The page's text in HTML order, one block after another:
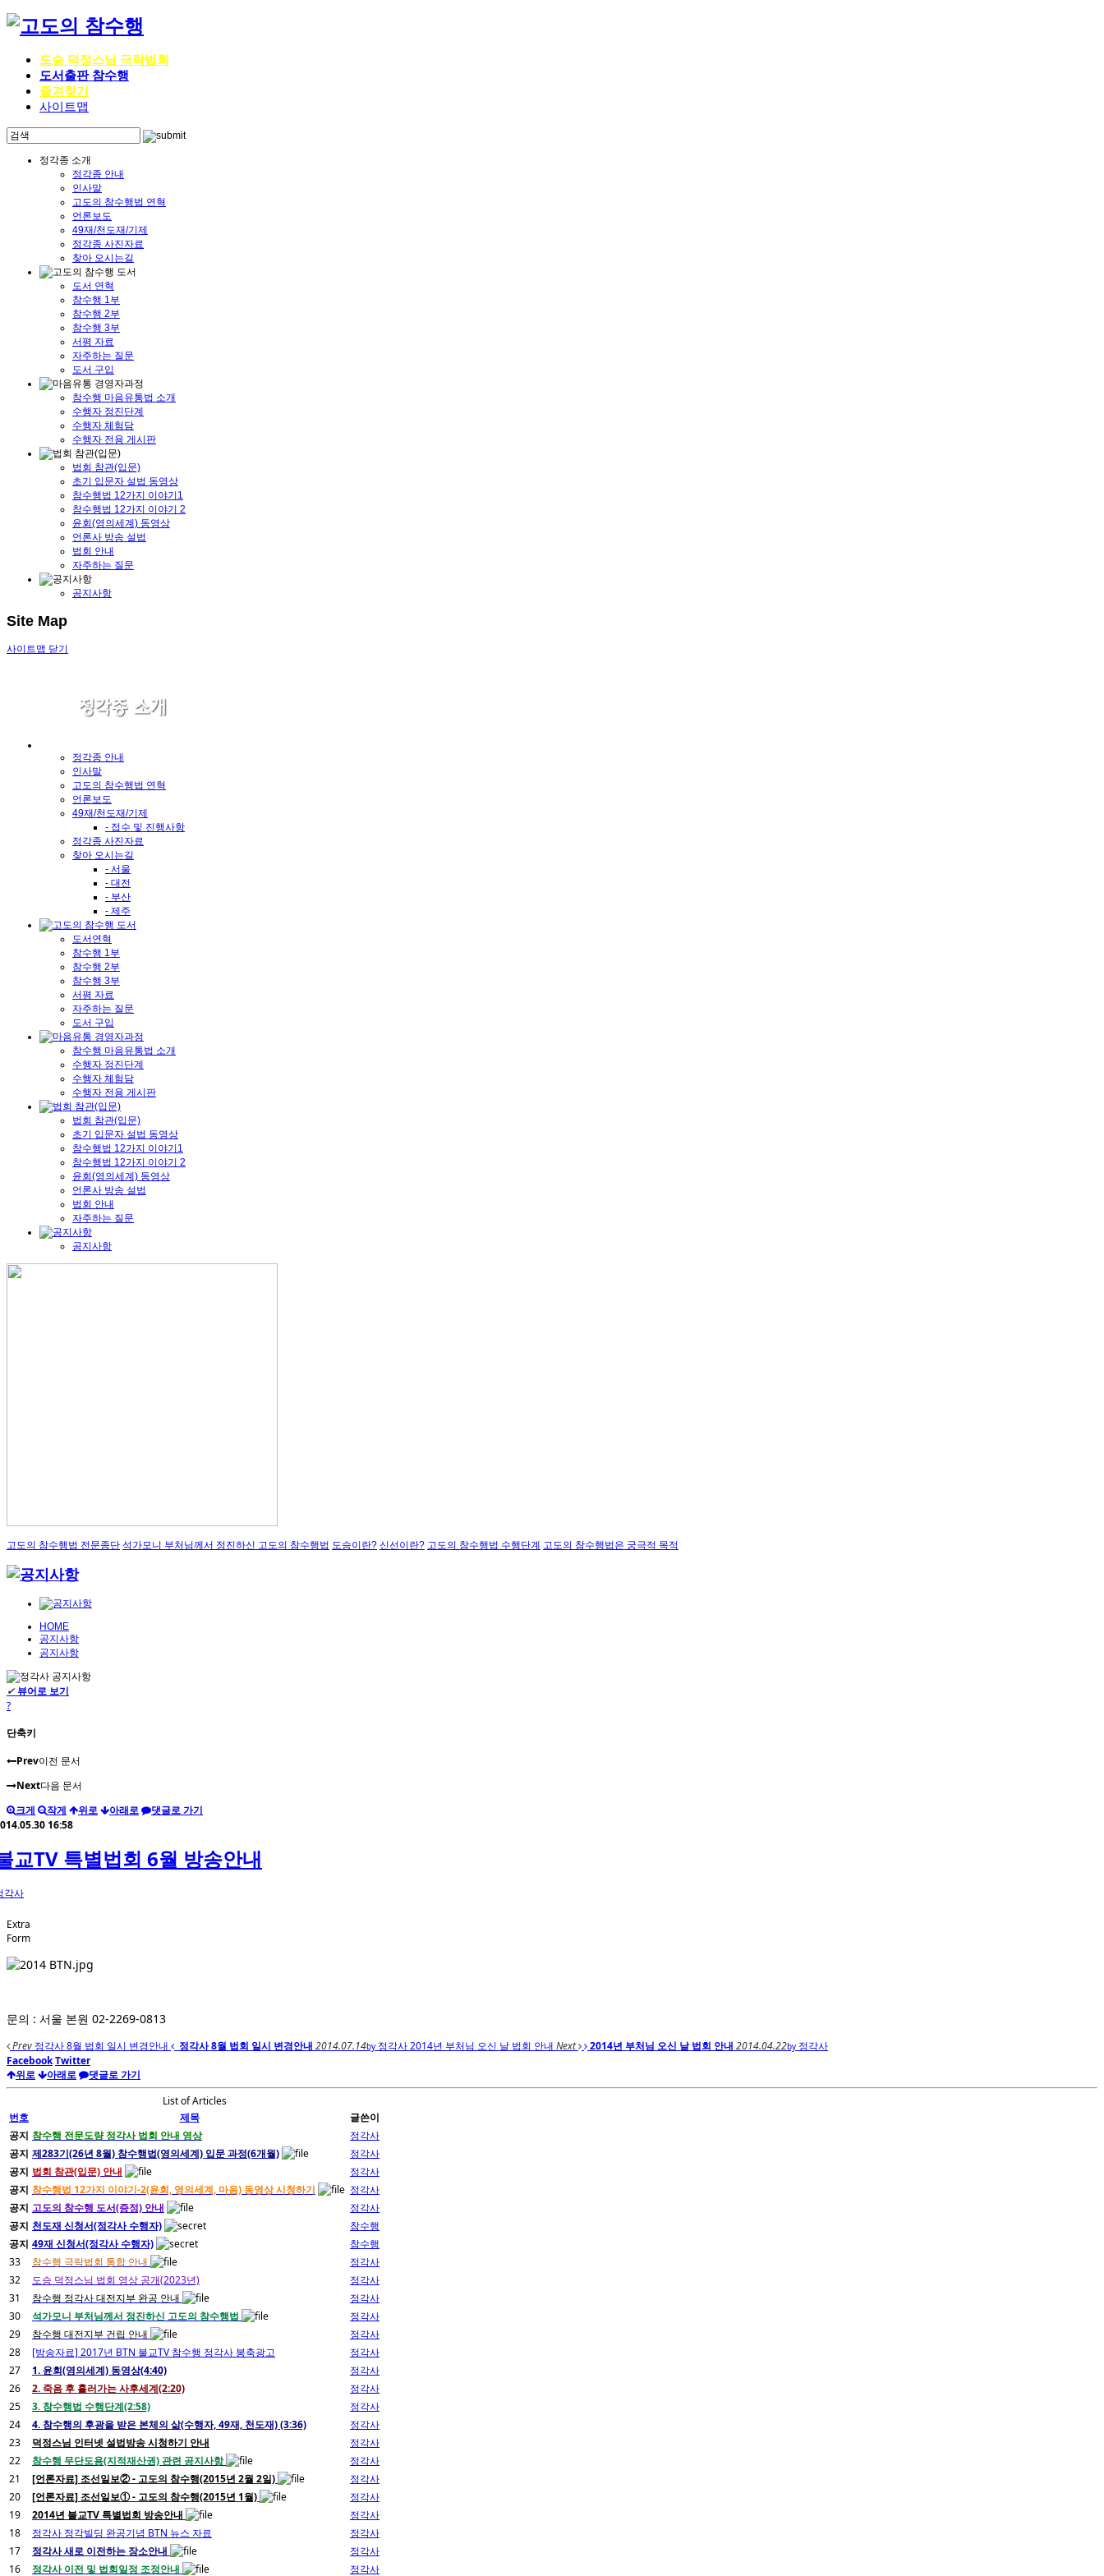
도승 덕정스님 극락법회
도서출판 참수행
즐겨찾기
사이트맵
정각종 소개
정각종 안내
인사말
고도의 참수행법 연혁
언론보도
49재/천도재/기제
정각종 사진자료
찾아 오시는길
도서 연혁
참수행 1부
참수행 2부
참수행 3부
서평 자료
자주하는 질문
도서 구입
참수행 마음유통법 소개
수행자 정진단계
수행자 체험담
수행자 전용 게시판
법회 참관(입문)
초기 입문자 설법 동영상
참수행법 12가지 이야기1
참수행법 12가지 이야기 2
윤회(영의세계) 동영상
언론사 방송 설법
법회 안내
자주하는 질문
공지사항
Site Map
사이트맵 닫기
정각종 안내
인사말
고도의 참수행법 연혁
언론보도
49재/천도재/기제
- 접수 및 진행사항
정각종 사진자료
찾아 오시는길
- 서울
- 대전
- 부산
- 제주
도서연혁
참수행 1부
참수행 2부
참수행 3부
서평 자료
자주하는 질문
도서 구입
참수행 마음유통법 소개
수행자 정진단계
수행자 체험담
수행자 전용 게시판
법회 참관(입문)
초기 입문자 설법 동영상
참수행법 12가지 이야기1
참수행법 12가지 이야기 2
윤회(영의세계) 동영상
언론사 방송 설법
법회 안내
자주하는 질문
공지사항
고도의 참수행법 전문종단 석가모니 부처님께서 정진하신 고도의 참수행법 도승이란? 신선이란? 고도의 참수행법 수행단계 고도의 참수행법은 궁극적 목적
HOME
공지사항
공지사항
✔뷰어로 보기
?
단축키
Prev이전 문서
Next다음 문서
크게
작게 위로 아래로
댓글로 가기
16:58
교TV 특별법회 6월 방송안내
각사
Extra
Form
문의 : 서울 본원 02-2269-0813
Prev 정각사 8월 법회 일시 변경안내 정각사 8월 법회 일시 변경안내 2014.07.14by 정각사2014년 부처님 오신 날 법회 안내 Next 2014년 부처님 오신 날 법회 안내 2014.04.22by 정각사
FacebookTwitter
위로
아래로
댓글로 가기
List of Articles
번호
제목
글쓴이
공지 참수행 전문도량 정각사 법회 안내 영상
정각사
공지 제283기(26년 8월) 참수행법(영의세계) 입문 과정(6개월)
정각사
공지 법회 참관(입문) 안내
정각사
공지 참수행법 12가지 이야기-2(윤회, 영의세계, 마음) 동영상 시청하기
정각사
공지 고도의 참수행 도서(증정) 안내
정각사
공지 천도재 신청서(정각사 수행자)
참수행
공지 49재 신청서(정각사 수행자)
참수행
33
참수행 극락법회 통합 안내
정각사
32
도승 덕정스님 법회 영상 공개(2023년)
정각사
31
참수행 정각사 대전지부 완공 안내
정각사
30
석가모니 부처님께서 정진하신 고도의 참수행법
정각사
29
참수행 대전지부 건립 안내
정각사
28
[방송자료] 2017년 BTN 불교TV 참수행 정각사 봉축광고
정각사
27
1. 윤회(영의세계) 동영상(4:40)
정각사
26
2. 죽음 후 흘러가는 사후세계(2:20)
정각사
25
3. 참수행법 수행단계(2:58)
정각사
24
4. 참수행의 후광을 받은 본체의 삶(수행자, 49재, 천도재) (3:36)
정각사
23
덕정스님 인터넷 설법방송 시청하기 안내
정각사
22
참수행 무단도용(지적재산권) 관련 공지사항
정각사
21
[언론자료] 조선일보② - 고도의 참수행(2015년 2월 2일)
정각사
20
[언론자료] 조선일보① - 고도의 참수행(2015년 1월)
정각사
19
2014년 불교TV 특별법회 방송안내
정각사
18
정각사 정각빌딩 완공기념 BTN 뉴스 자료
정각사
17
정각사 새로 이전하는 장소안내
정각사
16
정각사 이전 및 법회일정 조정안내
정각사